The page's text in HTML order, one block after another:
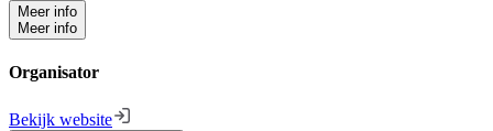
Meer info
Meer info
Organisator
Bekijk website